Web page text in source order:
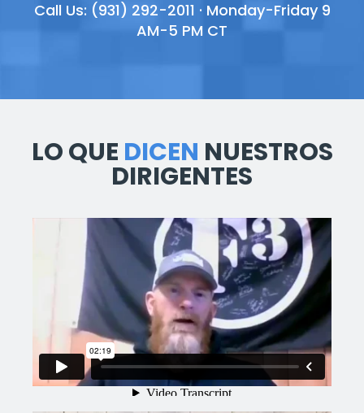
Call Us: (931) 292-2011 · Monday-Friday 9
AM-5 PM CT
LO QUE DICEN NUESTROS
DIRIGENTES